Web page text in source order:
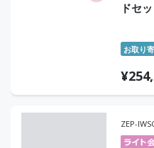
ドセ
お取り
¥
ZEP-